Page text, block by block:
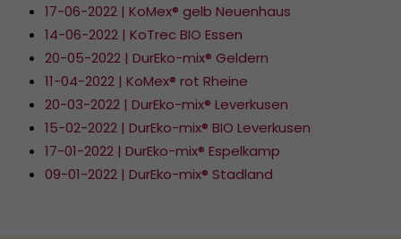
17-06-2022 | KoMex® gelb Neuenhaus
14-06-2022 | KoTrec BIO Essen
20-05-2022 | DurEko-mix® Geldern
11-04-2022 | KoMex® rot Rheine
20-03-2022 | DurEko-mix® Leverkusen
15-02-2022 | DurEko-mix® BIO Leverkusen
17-01-2022 | DurEko-mix® Espelkamp
09-01-2022 | DurEko-mix® Stadland